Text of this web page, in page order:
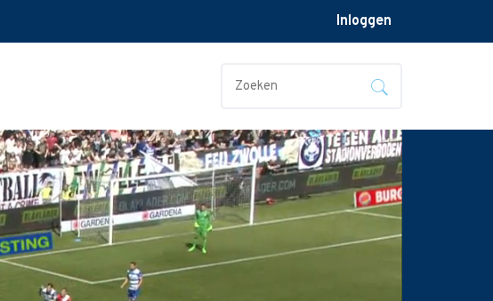
Inloggen